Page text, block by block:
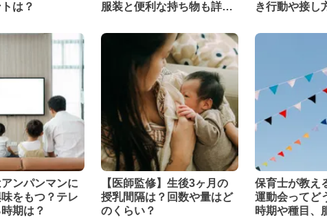
は？
服装と便利な持ち物も詳し
き行動や接し
ンパンマンに
をもつ？テレ
期は？
【医師監修】生後3ヶ月の
授乳間隔は？回数や量はど
のくらい？
保育士が教え
運動会ってど
時期や種目、